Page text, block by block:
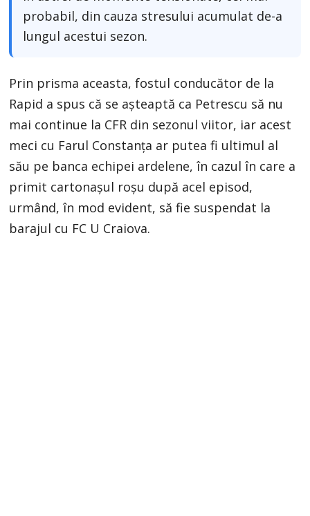
probabil, din cauza stresului acumulat de-a
lungul acestui sezon.
Prin prisma aceasta, fostul conducător de la
Rapid a spus că se așteaptă ca Petrescu să nu
mai continue la CFR din sezonul viitor, iar acest
meci cu Farul Constanța ar putea fi ultimul al
său pe banca echipei ardelene, în cazul în care a
primit cartonașul roșu după acel episod,
urmând, în mod evident, să fie suspendat la
barajul cu FC U Craiova.